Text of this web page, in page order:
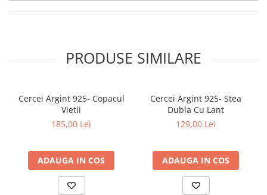
PRODUSE SIMILARE
Cercei Argint 925- Copacul
Vietii
185,00 Lei
ADAUGA IN COS
Cercei Argint 925- Stea
Dubla Cu Lant
129,00 Lei
ADAUGA IN COS